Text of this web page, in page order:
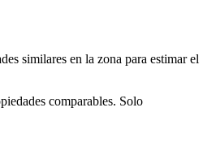
similares en la zona para estimar el
comparables. Solo